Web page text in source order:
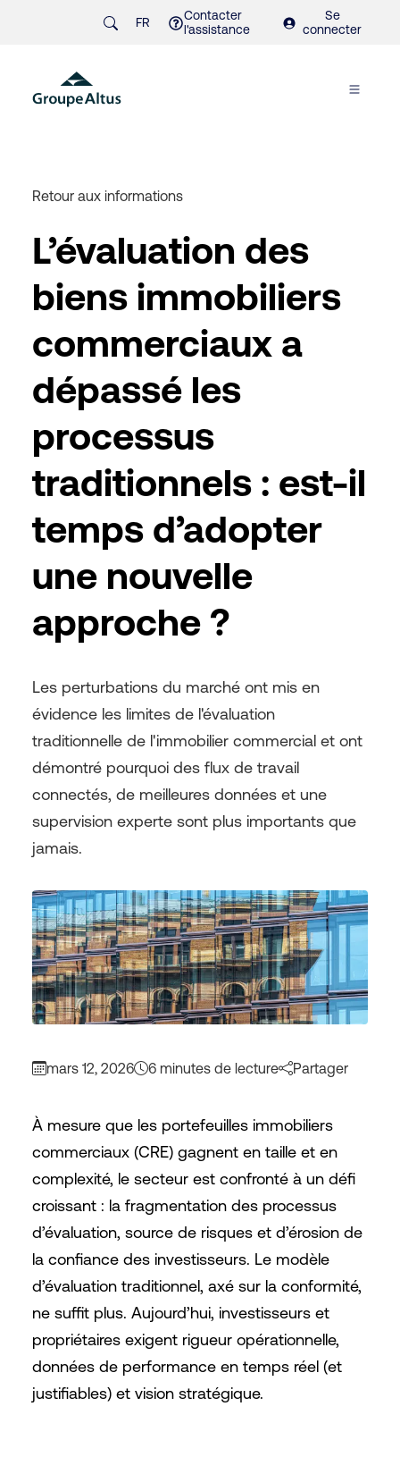
FR
Contacter
l'assistance
Se
connecter
Retour aux informations
L’évaluation des
biens immobiliers
commerciaux a
dépassé les
processus
traditionnels : est-il
temps d’adopter
une nouvelle
approche ?
Les perturbations du marché ont mis en
évidence les limites de l'évaluation
traditionnelle de l'immobilier commercial et ont
démontré pourquoi des flux de travail
connectés, de meilleures données et une
supervision experte sont plus importants que
jamais.
mars 12, 2026 6 minutes de lecture Partager
À mesure que les portefeuilles immobiliers
commerciaux (CRE) gagnent en taille et en
complexité, le secteur est confronté à un défi
croissant : la fragmentation des processus
d’évaluation, source de risques et d’érosion de
la confiance des investisseurs. Le modèle
d’évaluation traditionnel, axé sur la conformité,
ne suffit plus. Aujourd’hui, investisseurs et
propriétaires exigent rigueur opérationnelle,
données de performance en temps réel (et
justifiables) et vision stratégique.